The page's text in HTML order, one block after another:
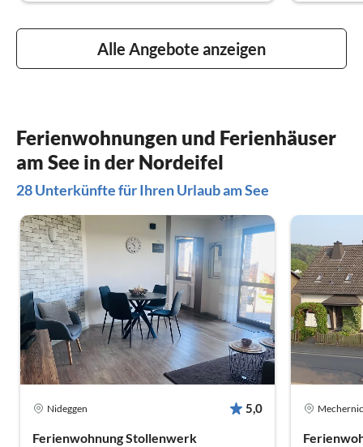
Alle Angebote anzeigen
Ferienwohnungen und Ferienhäuser
am See in der Nordeifel
28 Unterkünfte für Ihren Urlaub am See
Nideggen 5,0
Ferienwohnung Stollenwerk